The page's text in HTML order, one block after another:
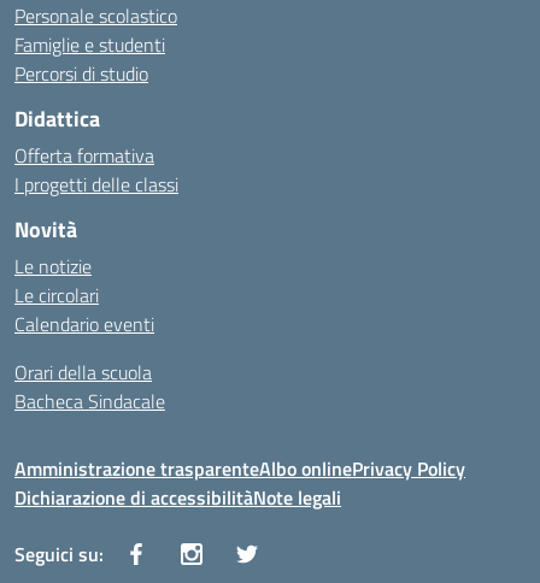
Personale scolastico
Famiglie e studenti
Percorsi di studio
Didattica
Offerta formativa
I progetti delle classi
Novità
Le notizie
Le circolari
Calendario eventi
Orari della scuola
Bacheca Sindacale
Amministrazione trasparenteAlbo onlinePrivacy Policy
Dichiarazione di accessibilitàNote legali
Seguici su: